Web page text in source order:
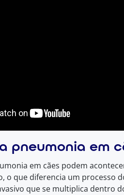
pneumonia em
em cães podem
o que diferencia um processo
que se multiplica dentro